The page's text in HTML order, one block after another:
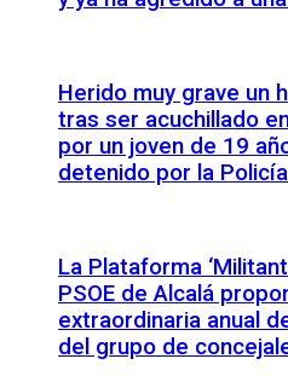
Herido muy grave un
tras ser acuchillado
por un joven de 19
detenido por la
La Plataforma
PSOE de Alcalá
extraordinaria anual
del grupo de